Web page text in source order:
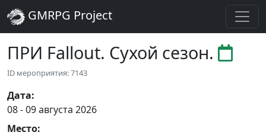
GMRPG Project
ПРИ Fallout. Сухой сезон.
ID мероприятия: 7143
Дата:
08 - 09 августа 2026
Место: